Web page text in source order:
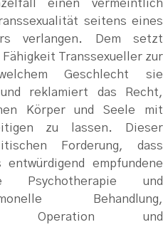
einen vermeintlich
seitens eines
verlangen. Dem setzt
Transsexueller zur
Geschlecht sie
reklamiert das Recht,
Körper und Seele mit
zu lassen. Dieser
Forderung, dass
empfundene
Psychotherapie und
Behandlung,
Operation und